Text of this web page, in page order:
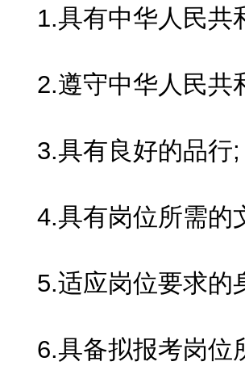
1.具有中华人民共
2.遵守中华人民共
3.具有良好的品行;
4.具有岗位所需的
5.适应岗位要求的
6.具备拟报考岗位